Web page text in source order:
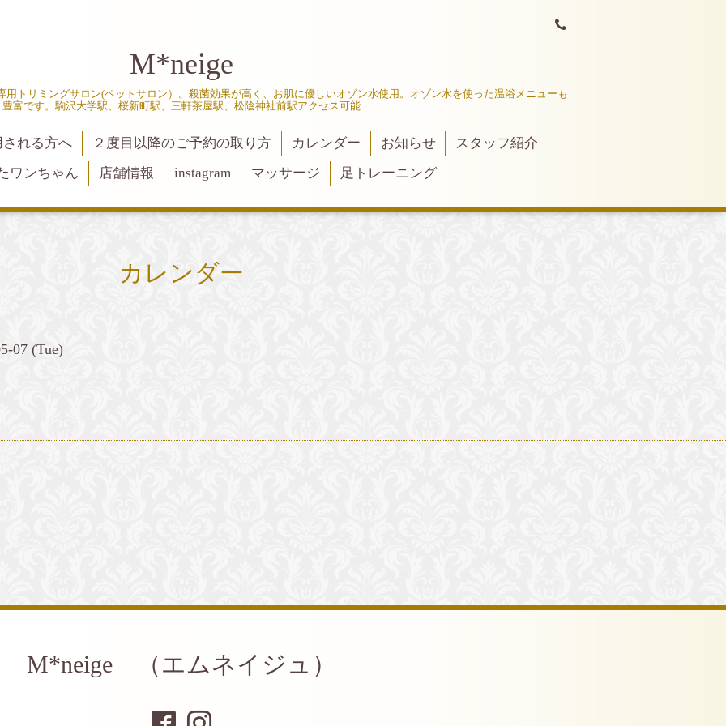
M*neige
トリミングサロン(ペットサロン）。殺菌効果が高く、お肌に優しいオゾン水使用。オゾン水を使った温浴メニューも
豊富です。駒沢大学駅、桜新町駅、三軒茶屋駅、松陰神社前駅アクセス可能
れる方へ ２度目以降のご予約の取り方 カレンダー お知らせ
スタッフ紹介
ワンちゃん
店舗情報 instagram マッサージ 足トレーニング
カレンダー
07 (Tue)
M*neige （エムネイジュ）